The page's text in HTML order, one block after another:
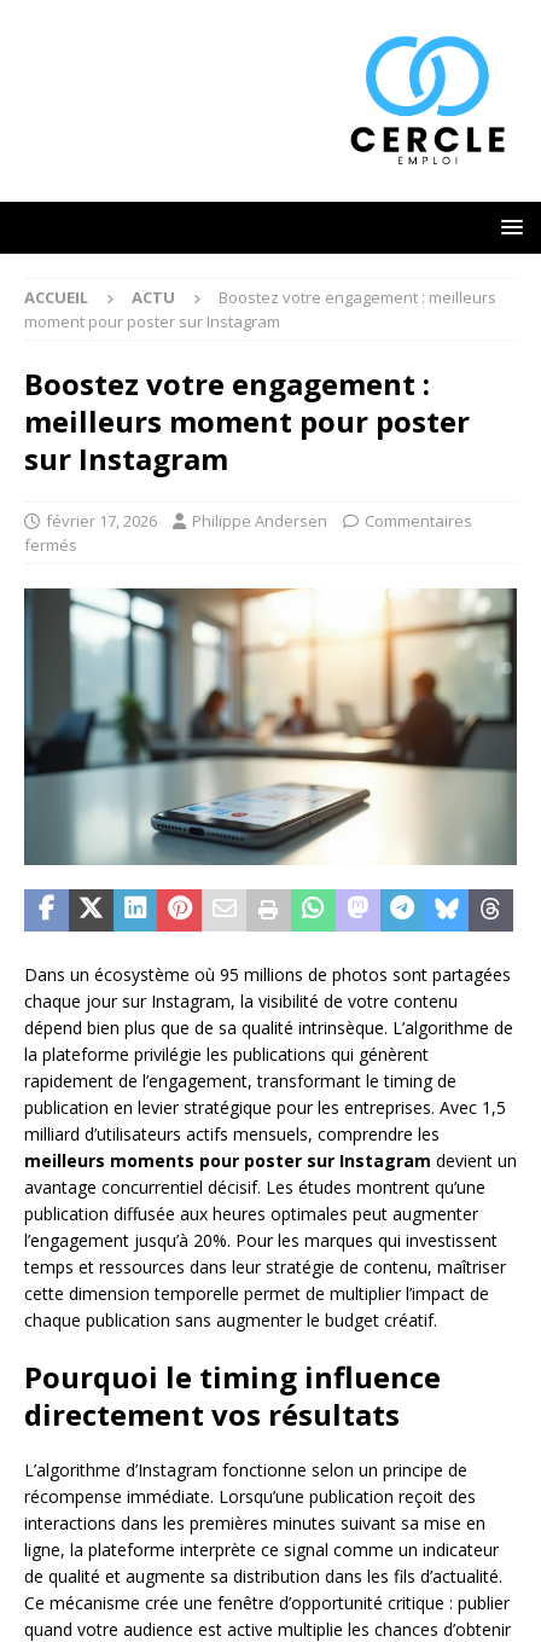
ACCUEIL ACTU
Boostez votre engagement : meilleurs
moment pour poster sur Instagram
Boostez votre engagement :
meilleurs moment pour poster
sur Instagram
février 17, 2026 Philippe Andersen
Commentaires
fermés
Dans un écosystème où 95 millions de photos sont partagées
chaque jour sur Instagram, la visibilité de votre contenu
dépend bien plus que de sa qualité intrinsèque. L’algorithme de
la plateforme privilégie les publications qui génèrent
rapidement de l’engagement, transformant le timing de
publication en levier stratégique pour les entreprises. Avec 1,5
milliard d’utilisateurs actifs mensuels, comprendre les
meilleurs moments pour poster sur Instagram devient un
avantage concurrentiel décisif. Les études montrent qu’une
publication diffusée aux heures optimales peut augmenter
l’engagement jusqu’à 20%. Pour les marques qui investissent
temps et ressources dans leur stratégie de contenu, maîtriser
cette dimension temporelle permet de multiplier l’impact de
chaque publication sans augmenter le budget créatif.
Pourquoi le timing influence
directement vos résultats
L’algorithme d’Instagram fonctionne selon un principe de
récompense immédiate. Lorsqu’une publication reçoit des
interactions dans les premières minutes suivant sa mise en
ligne, la plateforme interprète ce signal comme un indicateur
de qualité et augmente sa distribution dans les fils d’actualité.
Ce mécanisme crée une fenêtre d’opportunité critique : publier
quand votre audience est active multiplie les chances d’obtenir